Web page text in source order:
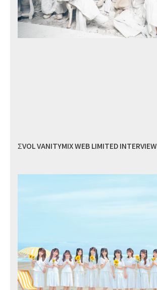
ΣVOL VANITYMIX WEB LIMITED INTERVIEW